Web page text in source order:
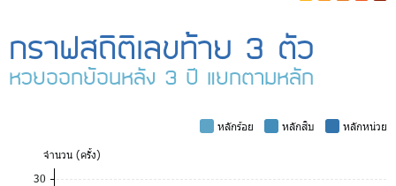
กราฟสถิติเลขท้าย 3 ตัว
หวยออกย้อนหลัง 3 ปี แยกตามหลัก
หลักร้อย หลักสิบ
หลักหน่วย
จำนวน (ครั้ง)
30